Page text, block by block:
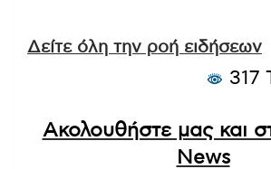
Δείτε όλη την ροή ειδήσεων
317
Ακολουθήστε μας και
News